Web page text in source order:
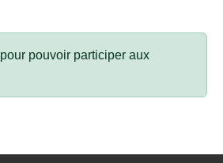
pour pouvoir participer aux